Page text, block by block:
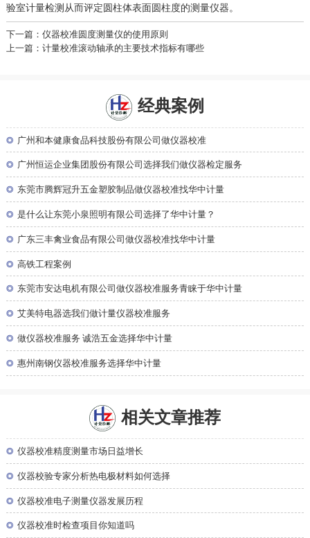
验室计量检测 从而评定圆柱体表面圆柱度的测量仪器。
下一篇：仪器校准圆度测量仪的使用原则
上一篇：计量校准滚动轴承的主要技术指标有哪些
经典案例
◎ 广州和本健康食品科技股份有限公司做仪器校准
◎ 广州恒运企业集团股份有限公司选择我们做仪器检定服务
◎ 东莞市腾辉冠升五金塑胶制品做仪器校准找华中计量
◎ 是什么让东莞小泉照明有限公司选择了华中计量？
◎ 广东三丰禽业食品有限公司做仪器校准找华中计量
◎ 高铁工程案例
◎ 东莞市安达电机有限公司做仪器校准服务青睐于华中计量
◎ 艾美特电器选我们做计量仪器校准服务
◎ 做仪器校准服务 诚浩五金选择华中计量
◎ 惠州南钢仪器校准服务选择华中计量
相关文章推荐
◎ 仪器校准精度测量市场日益增长
◎ 仪器校验专家分析热电极材料如何选择
◎ 仪器校准电子测量仪器发展历程
◎ 仪器校准时检查项目你知道吗